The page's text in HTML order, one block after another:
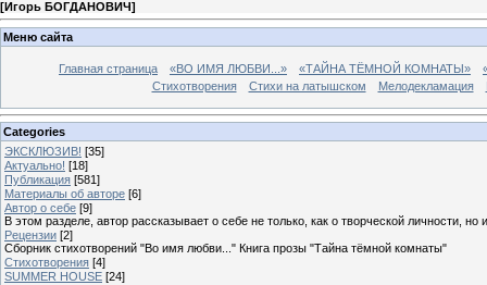
[Игорь БОГДАНОВИЧ]
Меню сайта
Главная страница «ВО ИМЯ ЛЮБВИ...» «ТАЙНА ТЁМНОЙ КОМНАТЫ»
Стихотворения
Стихи на латышском Мелодекламация
Categories
ЭКСКЛЮЗИВ! [35]
Актуально! [18]
Публикация [581]
Материалы об авторе [6]
Автор о себе [9]
В этом разделе, автор рассказывает о себе не только, как о творческой личности,
Рецензии [2]
Сборник стихотворений "Во имя любви..." Книга прозы "Тайна тёмной комнаты"
Стихотворения [4]
SUMMER HOUSE [24]